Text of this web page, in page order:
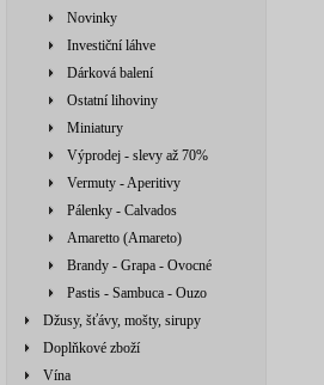
Novinky
Investiční láhve
Dárková balení
Ostatní lihoviny
Miniatury
Výprodej - slevy až 70%
Vermuty - Aperitivy
Pálenky - Calvados
Amaretto (Amareto)
Brandy - Grapa - Ovocné
Pastis - Sambuca - Ouzo
Džusy, šťávy, mošty, sirupy
Doplňkové zboží
Vína